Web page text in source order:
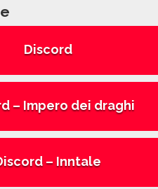
Discord
– Impero dei draghi
– Inntale